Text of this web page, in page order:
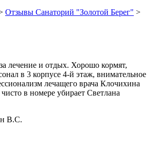
Отзывы Санаторий "Золотой Берег" >
лечение и отдых. Хорошо кормят,
в 3 корпусе 4-й этаж, внимательное
лечащего врача Клочихина
в номере убирает Светлана
В.С.